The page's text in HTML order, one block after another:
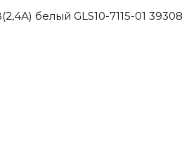
белый GLS10-7115-01 39308